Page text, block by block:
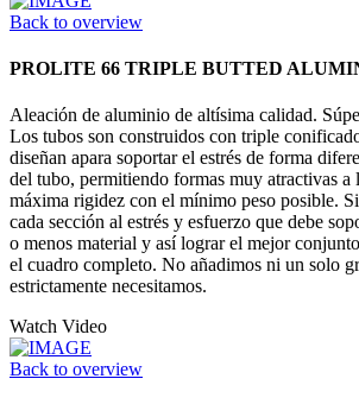
Back to overview
PROLITE 66 TRIPLE BUTTED
Aleación de aluminio de altísima calidad.
Los tubos son construidos con triple
diseñan apara soportar el estrés de forma
del tubo, permitiendo formas muy atractivas a
máxima rigidez con el mínimo peso posible.
cada sección al estrés y esfuerzo que debe
o menos material y así lograr el mejor
el cuadro completo. No añadimos ni un solo
estrictamente necesitamos.
Watch Video
Back to overview